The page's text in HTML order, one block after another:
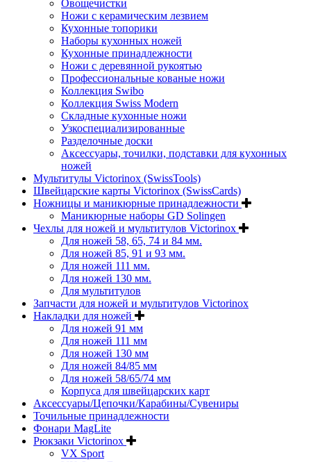
Овощечистки
Ножи с керамическим лезвием
Кухонные топорики
Наборы кухонных ножей
Кухонные принадлежности
Ножи с деревянной рукоятью
Профессиональные кованые ножи
Коллекция Swibo
Коллекция Swiss Modern
Складные кухонные ножи
Узкоспециализированные
Разделочные доски
Аксессуары, точилки, подставки для кухонных
ножей
Мультитулы Victorinox (SwissTools)
Швейцарские карты Victorinox (SwissCards)
Ножницы и маникюрные принадлежности
Маникюрные наборы GD Solingen
Чехлы для ножей и мультитулов Victorinox
Для ножей 58, 65, 74 и 84 мм.
Для ножей 85, 91 и 93 мм.
Для ножей 111 мм.
Для ножей 130 мм.
Для мультитулов
Запчасти для ножей и мультитулов Victorinox
Накладки для ножей
Для ножей 91 мм
Для ножей 111 мм
Для ножей 130 мм
Для ножей 84/85 мм
Для ножей 58/65/74 мм
Корпуса для швейцарских карт
Аксессуары/Цепочки/Карабины/Сувениры
Точильные принадлежности
Фонари MagLite
Рюкзаки Victorinox
VX Sport